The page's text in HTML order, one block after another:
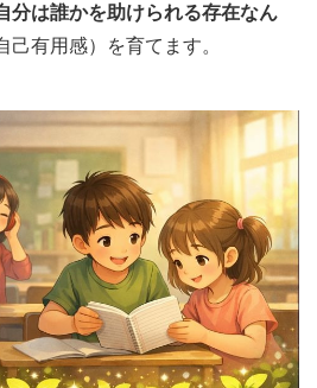
分は誰かを助けられる存在なん
己有用感）を育てます。